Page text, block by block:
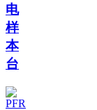
电
样
本
台